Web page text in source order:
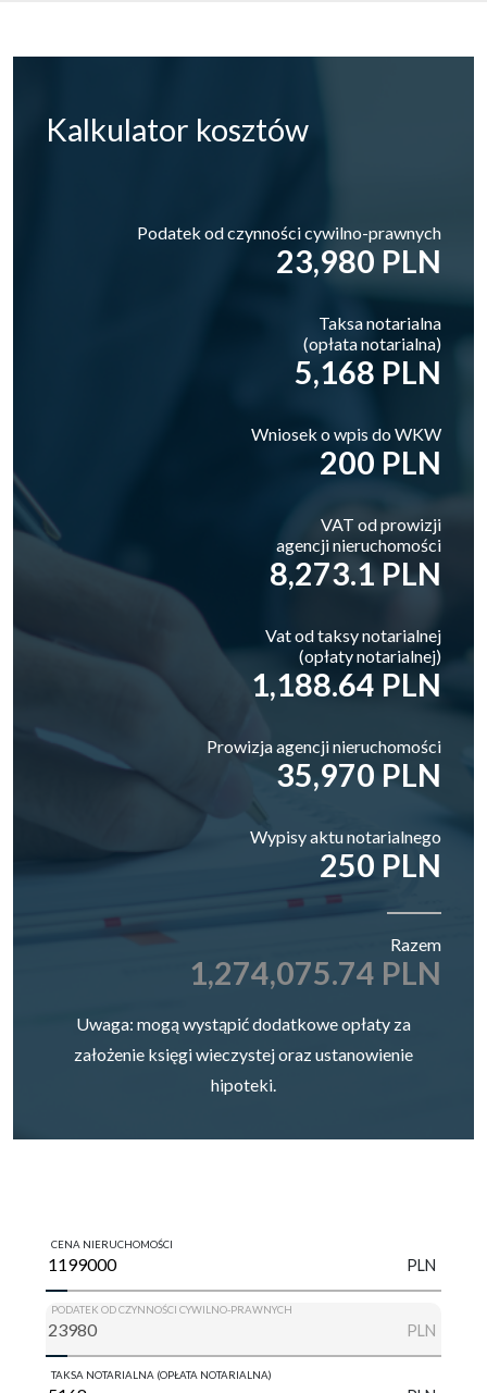
Kalkulator kosztów
Podatek od czynności cywilno-prawnych
23,980 PLN
Taksa notarialna
(opłata notarialna)
5,168 PLN
Wniosek o wpis do WKW
200 PLN
VAT od prowizji
agencji nieruchomości
8,273.1 PLN
Vat od taksy notarialnej
(opłaty notarialnej)
1,188.64 PLN
Prowizja agencji nieruchomości
35,970 PLN
Wypisy aktu notarialnego
250 PLN
Razem
1,274,075.74 PLN
Uwaga: mogą wystąpić dodatkowe opłaty za
założenie księgi wieczystej oraz ustanowienie
hipoteki.
CENA NIERUCHOMOŚCI
PLN
PODATEK OD CZYNNOŚCI CYWILNO-PRAWNYCH
PLN
TAKSA NOTARIALNA (OPŁATA NOTARIALNA)